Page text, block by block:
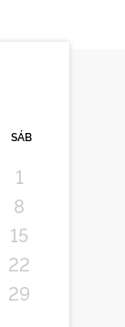
SÁB
1
8
15
22
29